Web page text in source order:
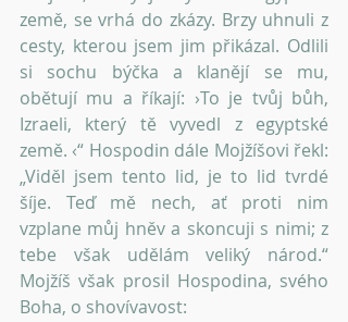
země, se vrhá do zkázy. Brzy uhnuli z
cesty, kterou jsem jim přikázal. Odlili
si sochu býčka a klanějí se mu,
obětují mu a říkají: ›To je tvůj bůh,
Izraeli, který tě vyvedl z egyptské
země. ‹“ Hospodin dále Mojžíšovi řekl:
„Viděl jsem tento lid, je to lid tvrdé
šíje. Teď mě nech, ať proti nim
vzplane můj hněv a skoncuji s nimi; z
tebe však udělám veliký národ.“
Mojžíš však prosil Hospodina, svého
Boha, o shovívavost: